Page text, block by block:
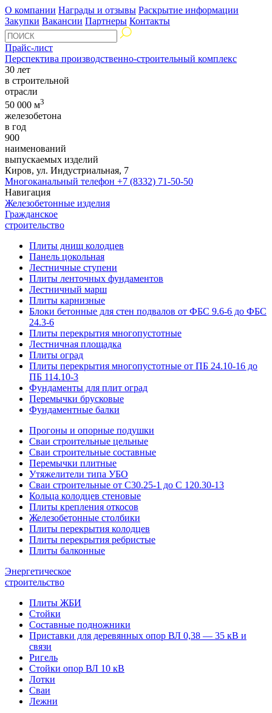
О компании Награды и отзывы Раскрытие информации
Закупки Вакансии Партнеры Контакты
Прайс-лист
Перспектива производственно-строительный комплекс
30 лет
в строительной
отрасли
50 000 м3
железобетона
в год
900
наименований
выпускаемых изделий
Киров, ул. Индустриальная, 7
Многоканальный телефон +7 (8332) 71-50-50
Навигация
Железобетонные изделия
Гражданское
строительство
Плиты днищ колодцев
Панель цокольная
Лестничные ступени
Плиты ленточных фундаментов
Лестничный марш
Плиты карнизные
Блоки бетонные для стен подвалов от ФБС 9.6-6 до ФБС
24.3-6
Плиты перекрытия многопустотные
Лестничная площадка
Плиты оград
Плиты перекрытия многопустотные от ПБ 24.10-16 до
ПБ 114.10-3
Фундаменты для плит оград
Перемычки брусковые
Фундаментные балки
Прогоны и опорные подушки
Сваи строительные цельные
Сваи строительные составные
Перемычки плитные
Утяжелители типа УБО
Сваи строительные от С30.25-1 до С 120.30-13
Кольца колодцев стеновые
Плиты крепления откосов
Железобетонные столбики
Плиты перекрытия колодцев
Плиты перекрытия ребристые
Плиты балконные
Энергетическое
строительство
Плиты ЖБИ
Стойки
Составные подножники
Приставки для деревянных опор ВЛ 0,38 — 35 кВ и
связи
Ригель
Стойки опор ВЛ 10 кВ
Лотки
Сваи
Лежни